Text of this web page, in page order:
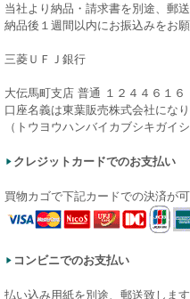
当社より納品・請求書を別途、郵送
納品後１週間以内にお振込みをお
三菱ＵＦＪ銀行
大伝馬町支店 普通 １２４４６１６
口座名義は東葉販売株式会社になり
（トウヨウハンバイカブシキガイシ
クレジットカードでのお支払い
買物カゴで下記カードでの決済が可
コンビニでのお支払い
払い込み用紙を別途、郵送致します